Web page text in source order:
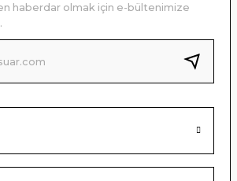
bulunuyor.
daha pahalı.
alternatifler olmalı.
Gönder
haberdar olmak için e-bültenimize